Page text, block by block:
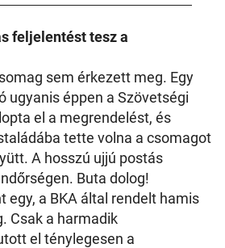
feljelentést tesz a
sem érkezett meg. Egy
ugyanis éppen a Szövetségi
el a megrendelést, és
tette volna a csomagot
A hosszú ujjú postás
Buta dolog!
egy, a BKA által rendelt hamis
Csak a harmadik
el ténylegesen a